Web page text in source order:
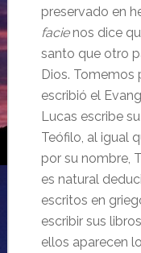
preservado en
facienos dice
santo que otro
Dios. Tomemos
escribió el
Lucas escribe
Teófilo, al igual
por su nombre,
es natural
escritos en
escribir sus
ellos aparecen